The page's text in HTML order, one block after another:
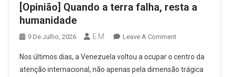
[Opinião] Quando a terra falha, resta a
humanidade
9 De Julho, 2026 E.M. Leave A CommentOn
Quando
A
Nos últimos dias, a Venezuela voltou a ocupar o centro da
atenção internacional, não apenas pela dimensão trágica